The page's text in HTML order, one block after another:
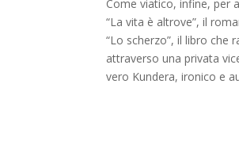
Come viatico, infine, per
“La vita è altrove”, il
“Lo scherzo”, il libro che
attraverso una privata
vero Kundera, ironico e